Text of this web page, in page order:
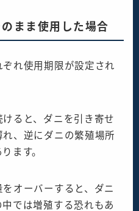
まま使用した場合
れ使用期限が設定され
ると、ダニを引き寄せ
、逆にダニの繁殖場所
ます。
オーバーすると、ダニ
では増殖する恐れもあ